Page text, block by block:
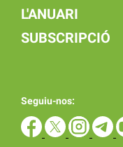
L'ANUARI
SUBSCRIPCIÓ
Seguiu-nos: